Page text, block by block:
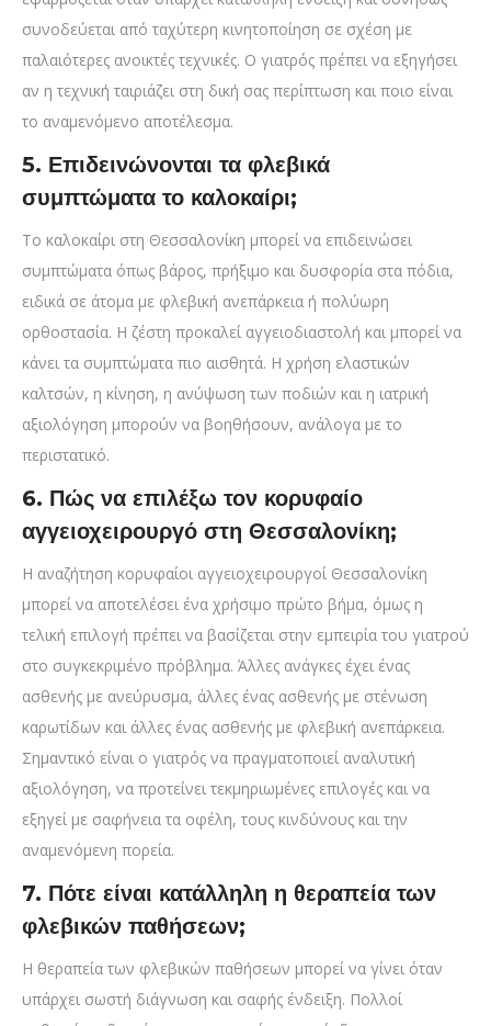
συνοδεύεται από ταχύτερη κινητοποίηση σε σχέση με
παλαιότερες ανοικτές τεχνικές. Ο γιατρός πρέπει να εξηγήσει
αν η τεχνική ταιριάζει στη δική σας περίπτωση και ποιο είναι
το αναμενόμενο αποτέλεσμα.
5. Επιδεινώνονται τα φλεβικά
συμπτώματα το καλοκαίρι;
Το καλοκαίρι στη Θεσσαλονίκη μπορεί να επιδεινώσει
συμπτώματα όπως βάρος, πρήξιμο και δυσφορία στα πόδια,
ειδικά σε άτομα με φλεβική ανεπάρκεια ή πολύωρη
ορθοστασία. Η ζέστη προκαλεί αγγειοδιαστολή και μπορεί να
κάνει τα συμπτώματα πιο αισθητά. Η χρήση ελαστικών
καλτσών, η κίνηση, η ανύψωση των ποδιών και η ιατρική
αξιολόγηση μπορούν να βοηθήσουν, ανάλογα με το
περιστατικό.
6. Πώς να επιλέξω τον κορυφαίο
αγγειοχειρουργό στη Θεσσαλονίκη;
Η αναζήτηση κορυφαίοι αγγειοχειρουργοί Θεσσαλονίκη
μπορεί να αποτελέσει ένα χρήσιμο πρώτο βήμα, όμως η
τελική επιλογή πρέπει να βασίζεται στην εμπειρία του γιατρού
στο συγκεκριμένο πρόβλημα. Άλλες ανάγκες έχει ένας
ασθενής με ανεύρυσμα, άλλες ένας ασθενής με στένωση
καρωτίδων και άλλες ένας ασθενής με φλεβική ανεπάρκεια.
Σημαντικό είναι ο γιατρός να πραγματοποιεί αναλυτική
αξιολόγηση, να προτείνει τεκμηριωμένες επιλογές και να
εξηγεί με σαφήνεια τα οφέλη, τους κινδύνους και την
αναμενόμενη πορεία.
7. Πότε είναι κατάλληλη η θεραπεία των
φλεβικών παθήσεων;
Η θεραπεία των φλεβικών παθήσεων μπορεί να γίνει όταν
υπάρχει σωστή διάγνωση και σαφής ένδειξη. Πολλοί